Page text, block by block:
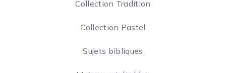
Collection Tradition
Collection Pastel
Sujets bibliques